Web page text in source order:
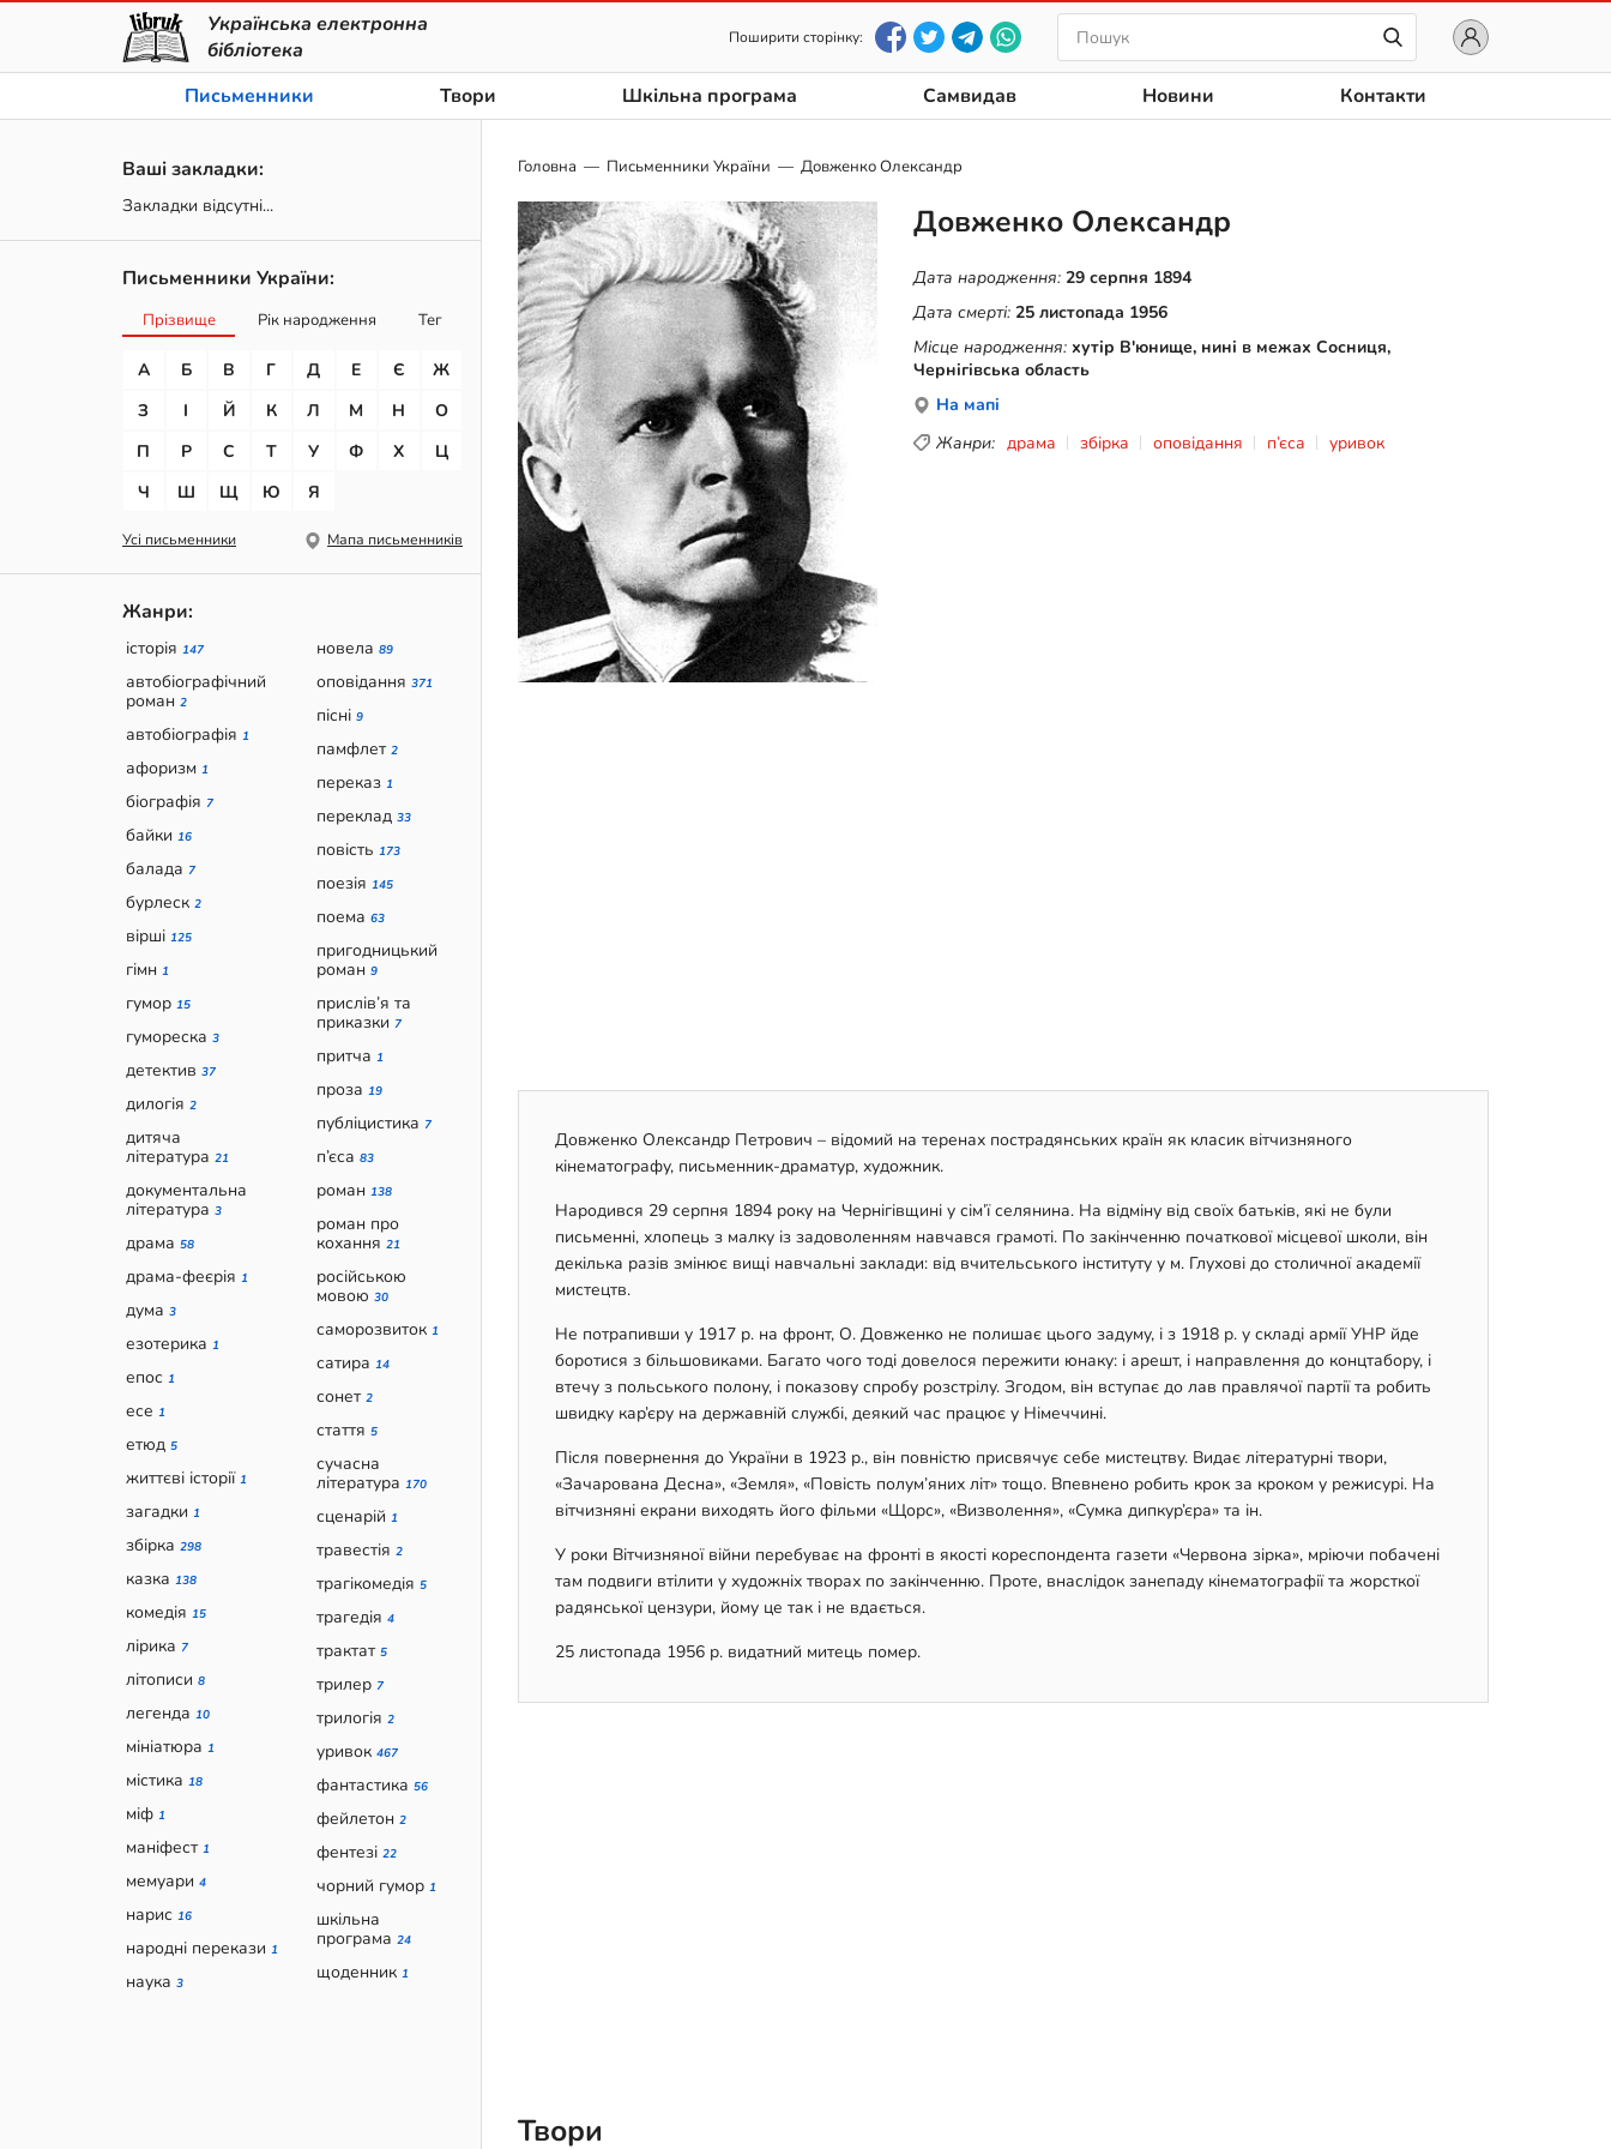
Українська електронна
бібліотека
Поширити сторінку:
Письменники Твори Шкільна програма Самвидав Новини Контакти
Ваші закладки:
Закладки відсутні...
Письменники України:
Прізвище Рік народження Тег
А Б В Г Д Е Є
Ж
З
І Й К Л М Н
О
П
Р С Т У Ф Х
Ц
Ч
Ш Щ Ю Я
Усі письменники Мапа письменників
Жанри:
історія 147
автобіографічний
роман 2
автобіографія 1
афоризм 1
біографія 7
байки 16
балада 7
бурлеск 2
вірші 125
гімн 1
гумор 15
гумореска 3
детектив 37
дилогія 2
дитяча
література 21
документальна
література 3
драма 58
драма-феєрія 1
дума 3
езотерика 1
епос 1
есе 1
етюд 5
життєві історії 1
загадки 1
збірка 298
казка 138
комедія 15
лірика 7
літописи 8
легенда 10
мініатюра 1
містика 18
міф 1
маніфест 1
мемуари 4
нарис 16
народні перекази 1
наука 3
новела 89
оповідання 371
пісні 9
памфлет 2
переказ 1
переклад 33
повість 173
поезія 145
поема 63
пригодницький
роман 9
прислів’я та
приказки 7
притча 1
проза 19
публіцистика 7
п’єса 83
роман 138
роман про
кохання 21
російською
мовою 30
саморозвиток 1
сатира 14
сонет 2
стаття 5
сучасна
література 170
сценарій 1
травестія 2
трагікомедія 5
трагедія 4
трактат 5
трилер 7
трилогія 2
уривок 467
фантастика 56
фейлетон 2
фентезі 22
чорний гумор 1
шкільна
програма 24
щоденник 1
Головна Письменники України Довженко Олександр
Довженко Олександр
Дата народження: 29 серпня 1894
Дата смерті: 25 листопада 1956
Місце народження: хутір В'юнище, нині в межах Сосниця,
Чернігівська область
На мапі
Жанри: драма збірка оповідання п’єса уривок
Довженко Олександр Петрович – відомий на теренах пострадянських країн як класик вітчизняного
кінематографу, письменник-драматур, художник.
Народився 29 серпня 1894 року на Чернігівщині у сім’ї селянина. На відміну від своїх батьків, які не були
письменні, хлопець з малку із задоволенням навчався грамоті. По закінченню початкової місцевої школи, він
декілька разів змінює вищі навчальні заклади: від вчительського інституту у м. Глухові до столичної академії
мистецтв.
Не потрапивши у 1917 р. на фронт, О. Довженко не полишає цього задуму, і з 1918 р. у складі армії УНР йде
боротися з більшовиками. Багато чого тоді довелося пережити юнаку: і арешт, і направлення до концтабору, і
втечу з польського полону, і показову спробу розстрілу. Згодом, він вступає до лав правлячої партії та робить
швидку кар’єру на державній службі, деякий час працює у Німеччині.
Після повернення до України в 1923 р., він повністю присвячує себе мистецтву. Видає літературні твори,
«Зачарована Десна», «Земля», «Повість полум’яних літ» тощо. Впевнено робить крок за кроком у режисурі. На
вітчизняні екрани виходять його фільми «Щорс», «Визволення», «Сумка дипкур’єра» та ін.
У роки Вітчизняної війни перебуває на фронті в якості кореспондента газети «Червона зірка», мріючи побачені
там подвиги втілити у художніх творах по закінченню. Проте, внаслідок занепаду кінематографії та жорсткої
радянської цензури, йому це так і не вдається.
25 листопада 1956 р. видатний митець помер.
Твори